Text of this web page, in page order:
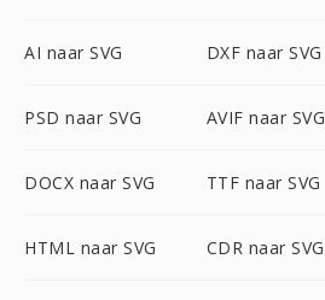
AI naar SVG DXF naar SVG
PSD naar SVG AVIF naar SVG
DOCX naar SVG TTF naar SVG
HTML naar SVG CDR naar SVG